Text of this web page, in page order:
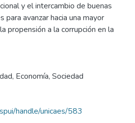
y el intercambio de buenas
para avanzar hacia una mayor
propensión a la corrupción en la
, Economía, Sociedad
handle/unicaes/583